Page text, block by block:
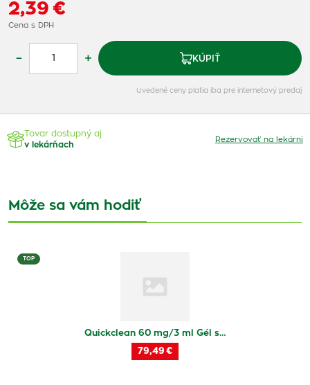
2,39 €
Cena s DPH
– + KÚPIŤ
Uvedené ceny platia iba pre internetový predaj
Tovar dostupný aj
v lekárňach
Rezervovať na lekárni
Môže sa vám hodiť
TOP
Quickclean 60 mg/3 ml Gél s…
79,49 €